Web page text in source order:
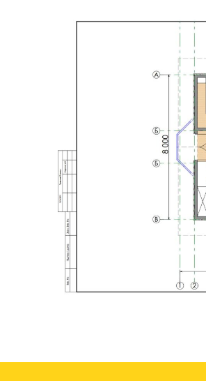
стиле с множеством